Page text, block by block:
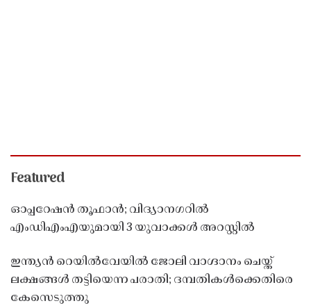
Featured
ഓപ്പറേഷൻ തൂഫാൻ; വിദ്യാനഗറിൽ
എംഡിഎംഎയുമായി 3 യുവാക്കൾ അറസ്റ്റിൽ
ഇന്ത്യൻ റെയിൽവേയിൽ ജോലി വാഗ്ദാനം ചെയ്ത്
ലക്ഷങ്ങൾ തട്ടിയെന്ന പരാതി; ദമ്പതികൾക്കെതിരെ
കേസെടുത്തു